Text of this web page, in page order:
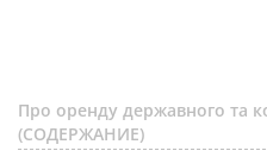
Про оренду державного та
(СОДЕРЖАНИЕ)